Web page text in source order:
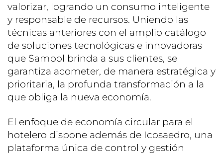
valorizar, logrando un consumo inteligente
y responsable de recursos. Uniendo las
técnicas anteriores con el amplio catálogo
de soluciones tecnológicas e innovadoras
que Sampol brinda a sus clientes, se
garantiza acometer, de manera estratégica y
prioritaria, la profunda transformación a la
que obliga la nueva economía.
El enfoque de economía circular para el
hotelero dispone además de Icosaedro, una
plataforma única de control y gestión